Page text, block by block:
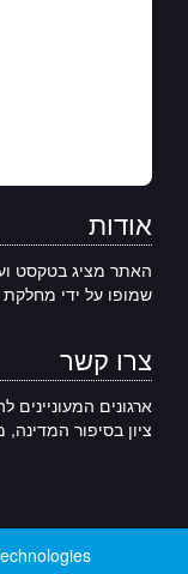
אודות
האתר מציג בטקסט
שמופו על ידי מחלקת
צרו קשר
ארגונים
ציון בסיפור